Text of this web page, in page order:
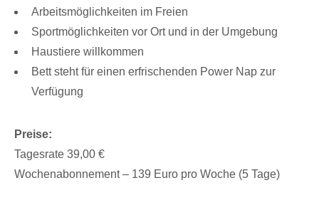
Arbeitsmöglichkeiten im Freien
Sportmöglichkeiten vor Ort und in der Umgebung
Haustiere willkommen
Bett steht für einen erfrischenden Power Nap zur
Verfügung
Preise:
Tagesrate 39,00 €
Wochenabonnement – 139 Euro pro Woche (5 Tage)